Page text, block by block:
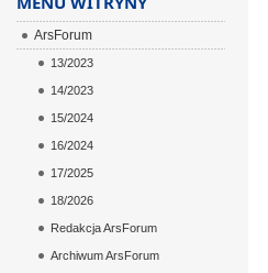
ArsForum
13/2023
14/2023
15/2024
16/2024
17/2025
18/2026
Redakcja ArsForum
Archiwum ArsForum